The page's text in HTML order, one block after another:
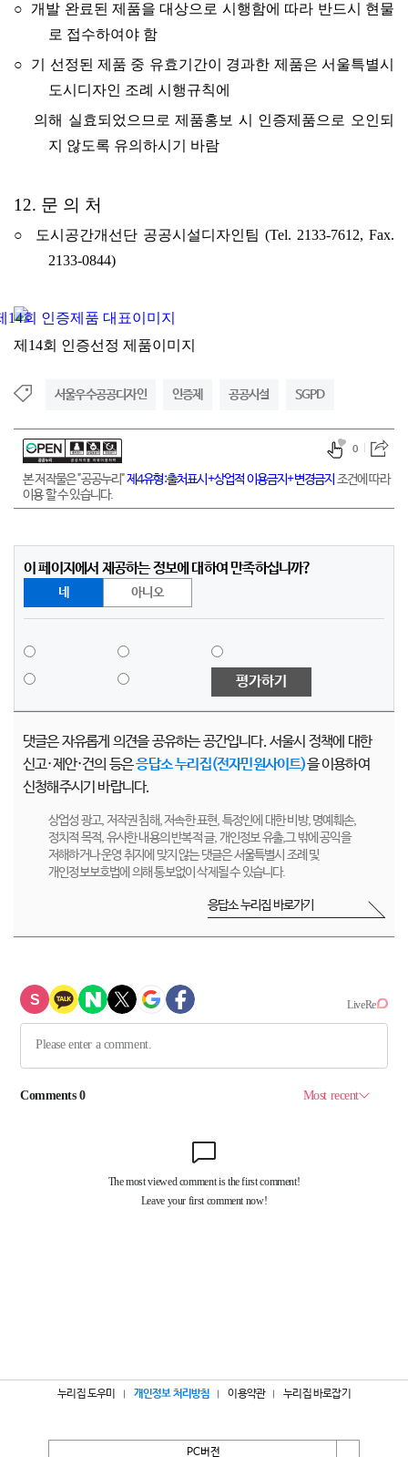
○개발 완료된 제품을 대상으로 시행함에 따라 반드시 현물
로 접수하여야 함
○ 기 선정된 제품 중 유효기간이 경과한 제품은 서울특별시
도시디자인 조례 시행규칙에
의해 실 효되었으므로 제품홍보 시 인증제품으로 오인되
지 않도록 유의하시기 바람
12. 문 의 처
○ 도시공간개선단 공공시설디자인팀 (Tel. 2133-7612, Fax.
2133-0844)
제14회 인증선정 제품이미지
서울우수공공디자인 인증제 공공시설 SGPD
본 저작물은 "공공누리"제4유형:출처표시+상업적 이용금지+변경금지 조건에 따라
이용 할 수 있습니다.
0
이 페이지에서 제공하는 정보에 대하여 만족하십니까?
네 아니오
평가하기
댓글은 자유롭게 의견을 공유하는 공간입니다. 서울시 정책에 대한
신고·제안·건의 등은응답소 누리집(전자민원사이트)을 이용하여
신청해주시기 바랍니다.
상업성 광고, 저작권 침해, 저속한 표현, 특정인에 대한 비방, 명예훼손,
정치적 목적, 유사한 내용의 반복적 글, 개인정보 유출,그 밖에 공익을
저해하거나 운영 취지에 맞지 않는 댓글은 서울특별시 조례 및
개인정보보호법에 의해 통보없이 삭제될 수 있습니다.
응답소 누리집 바로가기
누리집 도우미 개인정보 처리방침 이용약관 누리집 바로잡기
PC버전